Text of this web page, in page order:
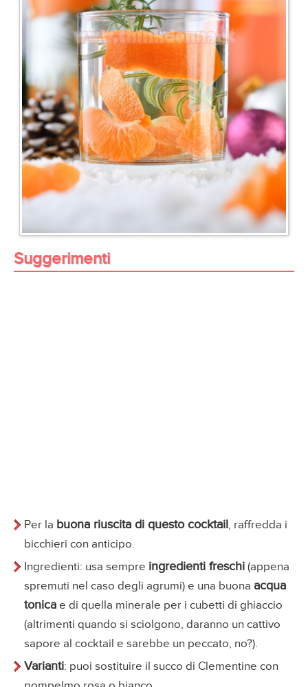
Suggerimenti
Per la buona riuscita di questo cocktail, raffredda i
bicchieri con anticipo.
Ingredienti: usa sempre ingredienti freschi (appena
spremuti nel caso degli agrumi) e una buona acqua
tonica e di quella minerale per i cubetti di ghiaccio
(altrimenti quando si sciolgono, daranno un cattivo
sapore al cocktail e sarebbe un peccato, no?).
Varianti: puoi sostituire il succo di Clementine con